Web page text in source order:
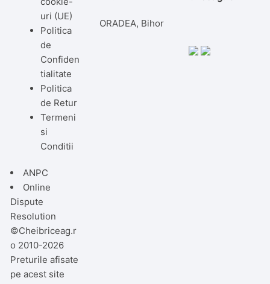
uri (UE)
Politica
de
Confiden
tialitate
Politica
de Retur
Termeni
si
Conditii
ANPC
Online
Dispute
Resolution
ORADEA, Bihor
©Cheibriceag.r
o 2010-2026
Preturile afisate
pe acest site